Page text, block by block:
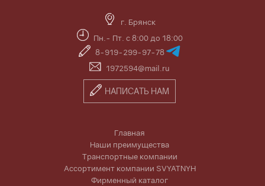
г. Брянск
Пн.- Пт. с 8:00 до 18:00
8-919-299-97-78
1972594@mail.ru
НАПИСАТЬ НАМ
Главная
Наши преимущества
Транспортные компании
Ассортимент компании SVYATNYH
Фирменный каталог